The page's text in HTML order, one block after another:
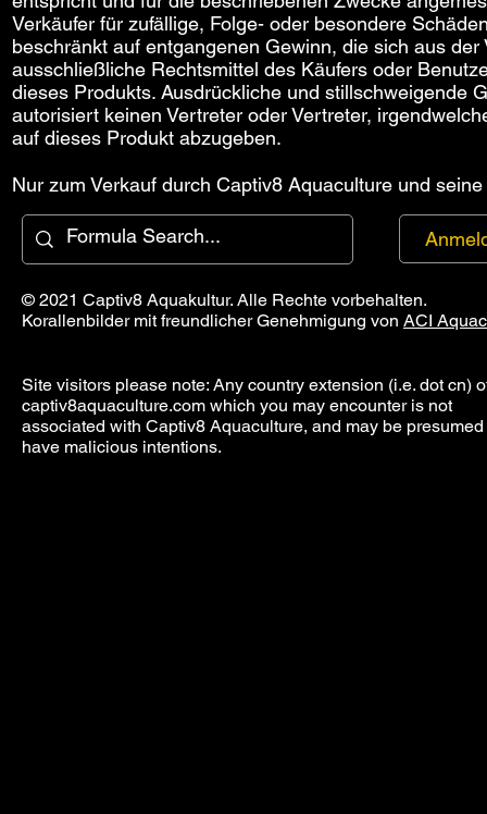
Verkäufer für zufällige, Folge- oder besondere
beschränkt auf entgangenen Gewinn, die sich aus
ausschließliche Rechtsmittel des Käufers oder
dieses Produkts. Ausdrückliche und stillschweigende
autorisiert keinen Vertreter oder Vertreter,
auf dieses Produkt abzugeben.
Nur zum Verkauf durch Captiv8 Aquaculture und
© 2021 Captiv8 Aquakultur. Alle Rechte vorbehalten.
Korallenbilder mit freundlicher Genehmigung von ACI
Site visitors please note: Any country extension (i.e. dot cn)
captiv8aquaculture.com which you may encounter is not
associated with Captiv8 Aquaculture, and may be presumed
have malicious intentions.